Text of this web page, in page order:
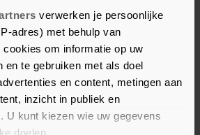
verwerken je persoonlijke
adres) met behulp van
om informatie op uw
en te gebruiken met als doel
en content, metingen aan
inzicht in publiek en
U kunt kiezen wie uw gegevens
doelen.